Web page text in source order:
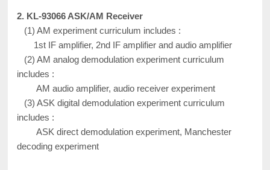
2. KL-93066 ASK/AM Receiver
(1) AM experiment curriculum includes :
1st IF amplifier, 2nd IF amplifier and audio amplifier
(2) AM analog demodulation experiment curriculum
includes :
AM audio amplifier, audio receiver experiment
(3) ASK digital demodulation experiment curriculum
includes :
ASK direct demodulation experiment, Manchester
decoding experiment